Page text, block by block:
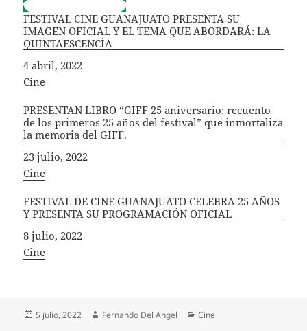
FESTIVAL CINE GUANAJUATO PRESENTA SU
IMAGEN OFICIAL Y EL TEMA QUE ABORDARÁ: LA
QUINTAESCENCÍA
Fecha
4 abril, 2022
In relation to
Cine
PRESENTAN LIBRO “GIFF 25 aniversario: recuento
de los primeros 25 años del festival” que inmortaliza
la memoria del GIFF.
Fecha
23 julio, 2022
In relation to
Cine
FESTIVAL DE CINE GUANAJUATO CELEBRA 25 AÑOS
Y PRESENTA SU PROGRAMACIÓN OFICIAL
Fecha
8 julio, 2022
In relation to
Cine
Publicado
5 julio, 2022 Autor
Fernando Del Angel Categorías
Cine